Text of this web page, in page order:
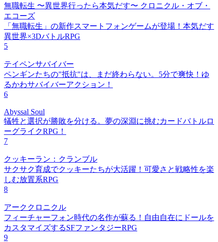
無職転生 〜異世界行ったら本気だす〜 クロニクル・オブ・
エコーズ
「無職転生」の新作スマートフォンゲームが登場！本気だす
異世界×3DバトルRPG
5
テイペンサバイバー
ペンギンたちの"抵抗"は、まだ終わらない。5分で爽快！ゆ
るかわサバイバーアクション！
6
Abyssal Soul
犠牲と選択が勝敗を分ける。夢の深淵に挑むカードバトルロ
ーグライクRPG！
7
クッキーラン：クランブル
サクサク育成でクッキーたちが大活躍！可愛さと戦略性を楽
しむ放置系RPG
8
アーククロニクル
フィーチャーフォン時代の名作が蘇る！自由自在にドールを
カスタマイズするSFファンタジーRPG
9